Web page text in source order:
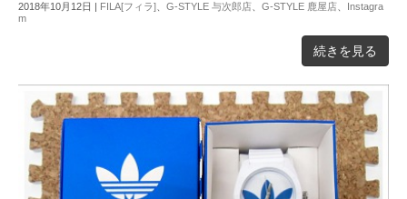
2018年10月12日 FILA[フィラ] G-STYLE 与次郎店 G-STYLE 鹿屋店
Instagra
m
続きを見る